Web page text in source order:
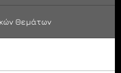
Θεμάτων